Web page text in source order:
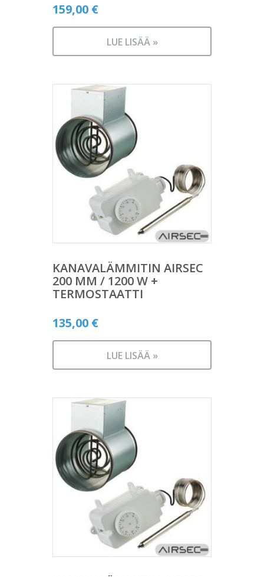
159,00 €
LUE LISÄÄ »
KANAVALÄMMITIN AIRSEC
200 MM / 1200 W +
TERMOSTAATTI
135,00 €
LUE LISÄÄ »